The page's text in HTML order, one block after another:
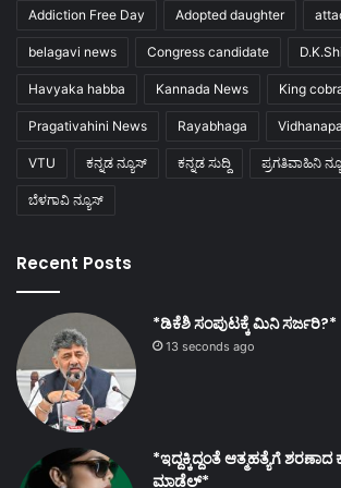
Addiction Free Day Adopted daughter
belagavi news Congress candidate
Havyaka habba Kannada News King
Pragativahini News Rayabhaga
VTU ಕನ್ನಡ ನ್ಯೂಸ್ ಕನ್ನಡ ಸುದ್ದಿ ಪ್ರಗತಿವಾಹಿನಿ
ಬೆಳಗಾವಿ ನ್ಯೂಸ್
Recent Posts
*ಡಿಕೆಶಿ ಸಂಪುಟಕ್ಕೆ ಮಿನಿ ಸರ್ಜರಿ?*
13 seconds ago
*ಇದ್ದಕ್ಕಿದ್ದಂತೆ ಆತ್ಮಹತ್ಯೆಗೆ
ಮಾಡೆಲ್*